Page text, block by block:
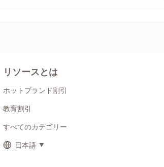
リソースとは
ホットブランド割引
教育割引
すべてのカテゴリー
日本語